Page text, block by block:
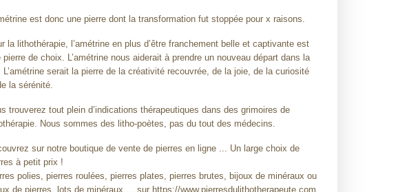
est donc une pierre dont la transformation fut stoppée pour x raisons.
la lithothérapie, l’amétrine en plus d’être franchement belle et captivante est
pierre de choix. L’amétrine nous aiderait à prendre un nouveau départ dans la
L’amétrine serait la pierre de la créativité recouvrée, de la joie, de la curiosité
la sérénité.
trouverez tout plein d’indications thérapeutiques dans des grimoires de
Nous sommes des litho-poètes, pas du tout des médecins.
sur notre boutique de vente de pierres en ligne ... Un large choix de
à petit prix !
polies, pierres roulées, pierres plates, pierres brutes, bijoux de minéraux ou
de pierres, lots de minéraux ... sur https://www.pierresdulithotherapeute.com